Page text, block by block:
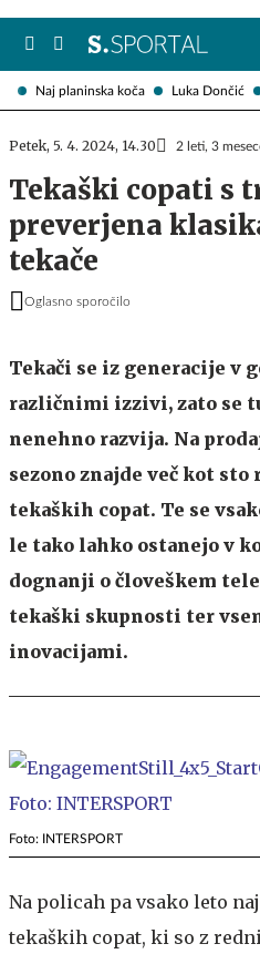
Naj planinska koča Luka Dončić
Petek, 5. 4. 2024, 14.30 2 leti, 3
Tekaški copati s
preverjena
tekače
Oglasno sporočilo
Tekači se iz generacije v
različnimi izzivi, zato se
nenehno razvija. Na
sezono znajde več kot
tekaških copat. Te se
le tako lahko ostanejo v
dognanji o človeškem
tekaški skupnosti ter
inovacijami.
Foto: INTERSPORT
Na policah pa vsako leto
tekaških copat, ki so z